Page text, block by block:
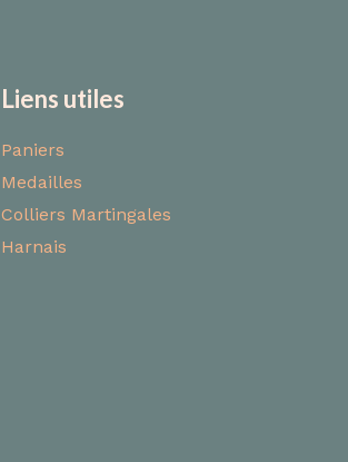
Liens utiles
Paniers
Medailles
Colliers Martingales
Harnais